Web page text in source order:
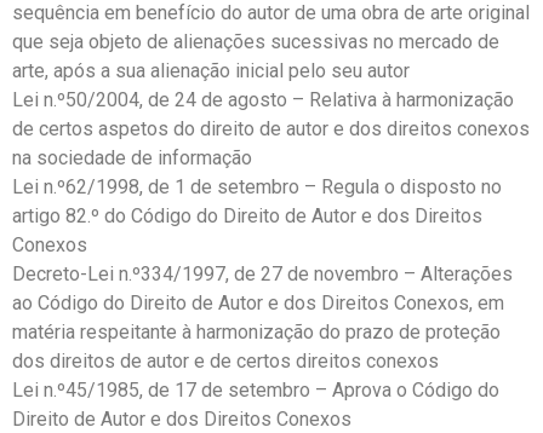
sequência em benefício do autor de uma obra de arte original
que seja objeto de alienações sucessivas no mercado de
arte, após a sua alienação inicial pelo seu autor
Lei n.º50/2004, de 24 de agosto – Relativa à harmonização
de certos aspetos do direito de autor e dos direitos conexos
na sociedade de informação
Lei n.º62/1998, de 1 de setembro – Regula o disposto no
artigo 82.º do Código do Direito de Autor e dos Direitos
Conexos
Decreto-Lei n.º334/1997, de 27 de novembro – Alterações
ao Código do Direito de Autor e dos Direitos Conexos, em
matéria respeitante à harmonização do prazo de proteção
dos direitos de autor e de certos direitos conexos
Lei n.º45/1985, de 17 de setembro – Aprova o Código do
Direito de Autor e dos Direitos Conexos